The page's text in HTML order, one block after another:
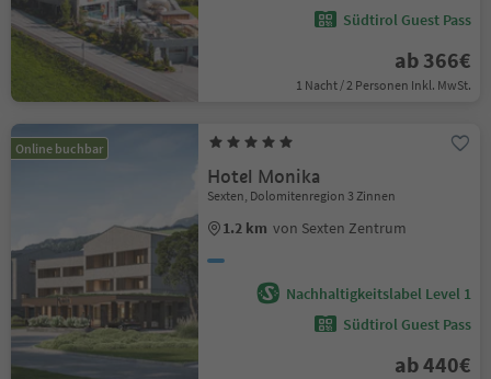
Südtirol Guest Pass
ab 366€
1 Nacht / 2 Personen Inkl. MwSt.
Online buchbar
Hotel Monika
Sexten, Dolomitenregion 3 Zinnen
1.2 km von Sexten Zentrum
Nachhaltigkeitslabel Level 1
Südtirol Guest Pass
ab 440€